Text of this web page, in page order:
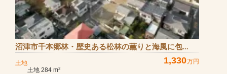
沼津市千本郷林・歴史ある松林の薫りと海風に包...
土地 1,330万円
土地 284 m2